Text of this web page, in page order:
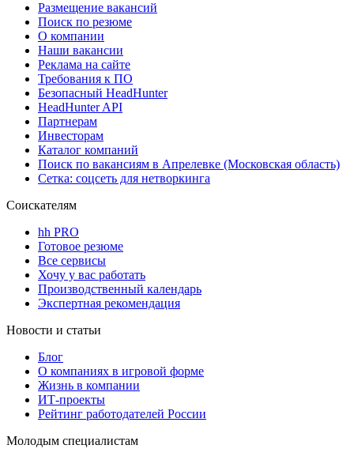
Размещение вакансий
Поиск по резюме
О компании
Наши вакансии
Реклама на сайте
Требования к ПО
Безопасный HeadHunter
HeadHunter API
Партнерам
Инвесторам
Каталог компаний
Поиск по вакансиям в Апрелевке (Московская область)
Сетка: соцсеть для нетворкинга
Соискателям
hh PRO
Готовое резюме
Все сервисы
Хочу у вас работать
Производственный календарь
Экспертная рекомендация
Новости и статьи
Блог
О компаниях в игровой форме
Жизнь в компании
ИТ-проекты
Рейтинг работодателей России
Молодым специалистам